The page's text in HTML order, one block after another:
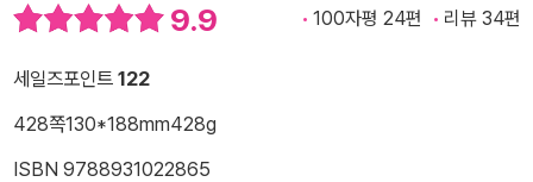
9.9 100자평 24편 리뷰 34편
세일즈포인트 122
428쪽130*188mm428g
ISBN 9788931022865